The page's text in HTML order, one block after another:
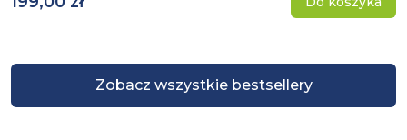
Zobacz wszystkie bestsellery